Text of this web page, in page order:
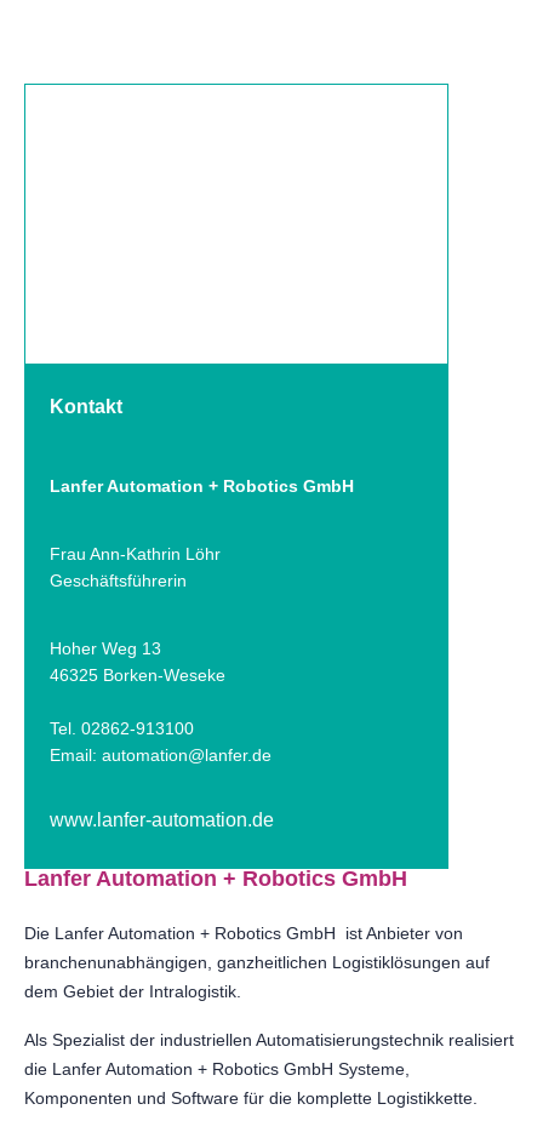
Kontakt
Lanfer Automation + Robotics GmbH
Frau Ann-Kathrin Löhr
Geschäftsführerin
Hoher Weg 13
46325 Borken-Weseke
Tel. 02862-913100
Email: automation@lanfer.de
www.lanfer-automation.de
Lanfer Automation + Robotics GmbH
Die Lanfer Automation + Robotics GmbH ist Anbieter von
branchenunabhängigen, ganzheitlichen Logistiklösungen auf
dem Gebiet der Intralogistik.
Als Spezialist der industriellen Automatisierungstechnik realisiert
die Lanfer Automation + Robotics GmbH Systeme,
Komponenten und Software für die komplette Logistikkette.